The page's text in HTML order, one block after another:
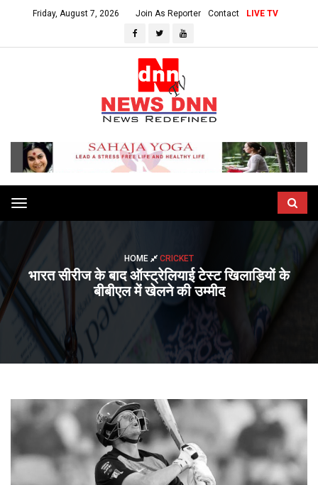
Friday, August 7, 2026 Join As Reporter Contact LIVE TV
Toggle
navigation
HOME CRICKET
भारत सीरीज के बाद ऑस्ट्रेलियाई टेस्ट खिलाड़ियों के
बीबीएल में खेलने की उम्मीद